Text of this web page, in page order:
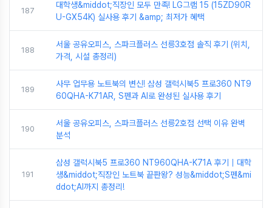
187
대학생&middot;직장인 모두 만족! LG그램 15 (15ZD90R
U-GX54K) 실사용 후기 &amp; 최저가 혜택
188
서울 공유오피스, 스파크플러스 선릉3호점 솔직 후기 (위치,
가격, 시설 총정리)
189
사무 업무용 노트북의 변신! 삼성 갤럭시북5 프로360 NT9
60QHA-K71AR, S펜과 AI로 완성된 실사용 후기
190
서울 공유오피스, 스파크플러스 선릉2호점 선택 이유 완벽
분석
191
삼성 갤럭시북5 프로360 NT960QHA-K71A 후기｜대학
생&middot;직장인 노트북 끝판왕? 성능&middot;S펜&mi
ddot;AI까지 총정리!